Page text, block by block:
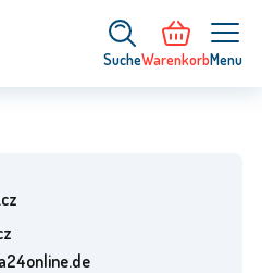
SucheWarenkorbMenu
Unternehmen